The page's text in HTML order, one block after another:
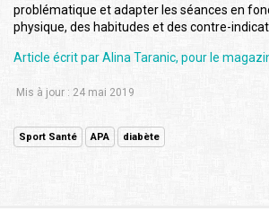
problématique et adapter les séances en
physique, des habitudes et des contre-
Article écrit par Alina Taranic, pour le
Mis à jour : 24 mai 2019
Sport Santé APA diabète